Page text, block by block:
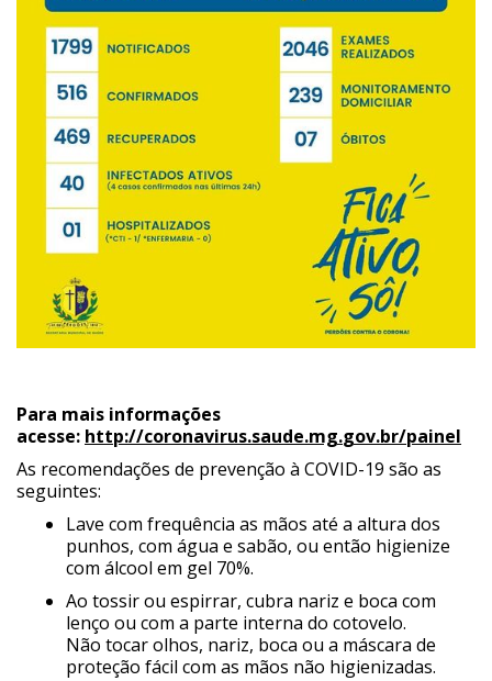
Para mais informações
acesse: http://coronavirus.saude.mg.gov.br/painel
As recomendações de prevenção à COVID-19 são as
seguintes:
Lave com frequência as mãos até a altura dos
punhos, com água e sabão, ou então higienize
com álcool em gel 70%.
Ao tossir ou espirrar, cubra nariz e boca com
lenço ou com a parte interna do cotovelo.
Não tocar olhos, nariz, boca ou a máscara de
proteção fácil com as mãos não higienizadas.